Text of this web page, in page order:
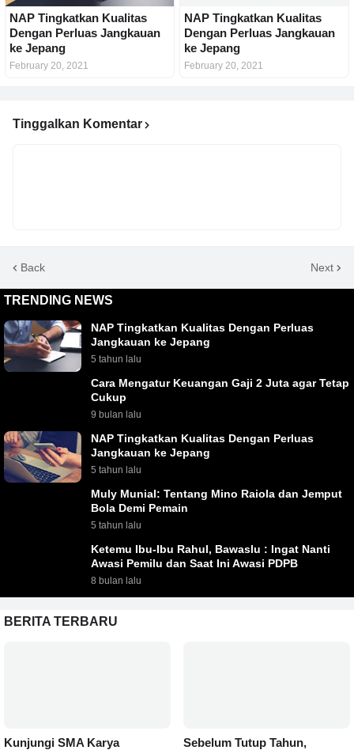
NAP Tingkatkan Kualitas
Dengan Perluas Jangkauan
ke Jepang
February 20, 2021
NAP Tingkatkan Kualitas
Dengan Perluas Jangkauan
ke Jepang
February 20, 2021
Tinggalkan Komentar
Back Next
TRENDING NEWS
NAP Tingkatkan Kualitas Dengan Perluas
Jangkauan ke Jepang
5 tahun lalu
Cara Mengatur Keuangan Gaji 2 Juta agar Tetap
Cukup
9 bulan lalu
NAP Tingkatkan Kualitas Dengan Perluas
Jangkauan ke Jepang
5 tahun lalu
Muly Munial: Tentang Mino Raiola dan Jemput
Bola Demi Pemain
5 tahun lalu
Ketemu Ibu-Ibu Rahul, Bawaslu : Ingat Nanti
Awasi Pemilu dan Saat Ini Awasi PDPB
8 bulan lalu
BERITA TERBARU
Kunjungi SMA Karya
Sebelum Tutup Tahun,